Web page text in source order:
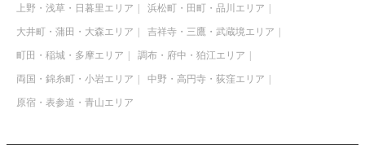
上野・浅草・日暮里エリア 浜松町・田町・品川エリア
大井町・蒲田・大森エリア 吉祥寺・三鷹・武蔵境エリア
町田・稲城・多摩エリア 調布・府中・狛江エリア
両国・錦糸町・小岩エリア 中野・高円寺・荻窪エリア
原宿・表参道・青山エリア